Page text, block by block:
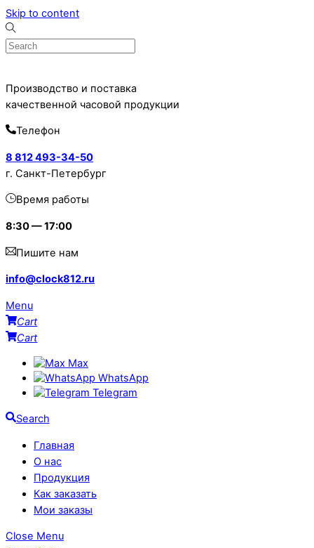
Skip to content
Производство и поставка
качественной часовой продукции
Телефон
8 812 493-34-50
г. Санкт-Петербург
Время работы
8:30 — 17:00
Пишите нам
info@clock812.ru
Menu
Cart
Cart
Max
WhatsApp
Telegram
Search
Главная
О нас
Продукция
Как заказать
Мои заказы
Close Menu